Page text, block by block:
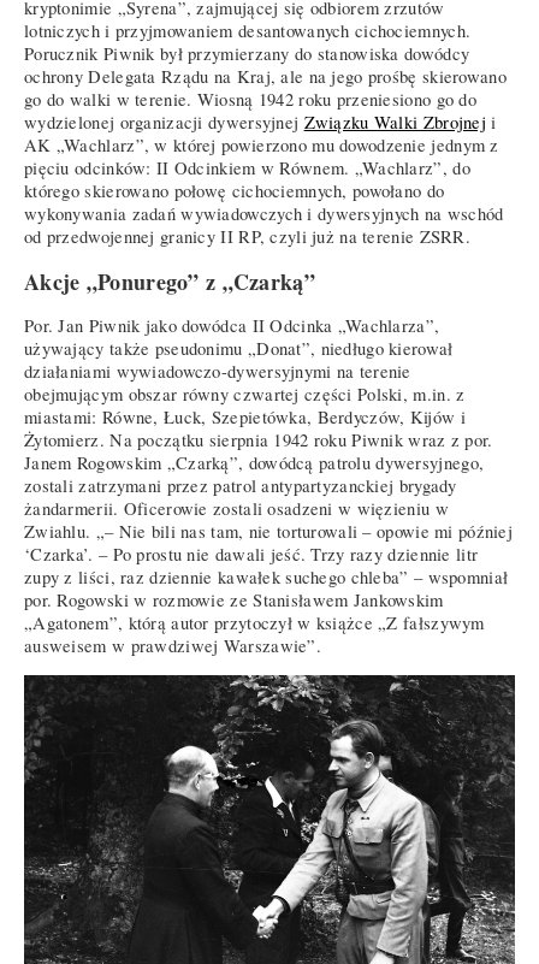
kryptonimie „Syrena”, zajmującej się odbiorem zrzutów
lotniczych i przyjmowaniem desantowanych cichociemnych.
Porucznik Piwnik był przymierzany do stanowiska dowódcy
ochrony Delegata Rządu na Kraj, ale na jego prośbę skierowano
go do walki w terenie. Wiosną 1942 roku przeniesiono go do
wydzielonej organizacji dywersyjnej Związku Walki Zbrojnej i
AK „Wachlarz”, w której powierzono mu dowodzenie jednym z
pięciu odcinków: II Odcinkiem w Równem. „Wachlarz”, do
którego skierowano połowę cichociemnych, powołano do
wykonywania zadań wywiadowczych i dywersyjnych na wschód
od przedwojennej granicy II RP, czyli już na terenie ZSRR.
Akcje „Ponurego” z „Czarką”
Por. Jan Piwnik jako dowódca II Odcinka „Wachlarza”,
używający także pseudonimu „Donat”, niedługo kierował
działaniami wywiadowczo-dywersyjnymi na terenie
obejmującym obszar równy czwartej części Polski, m.in. z
miastami: Równe, Łuck, Szepietówka, Berdyczów, Kijów i
Żytomierz. Na początku sierpnia 1942 roku Piwnik wraz z por.
Janem Rogowskim „Czarką”, dowódcą patrolu dywersyjnego,
zostali zatrzymani przez patrol antypartyzanckiej brygady
żandarmerii. Oficerowie zostali osadzeni w więzieniu w
Zwiahlu. „– Nie bili nas tam, nie torturowali – opowie mi później
‘Czarka’. – Po prostu nie dawali jeść. Trzy razy dziennie litr
zupy z liści, raz dziennie kawałek suchego chleba” – wspomniał
por. Rogowski w rozmowie ze Stanisławem Jankowskim
„Agatonem”, którą autor przytoczył w książce „Z fałszywym
ausweisem w prawdziwej Warszawie”.